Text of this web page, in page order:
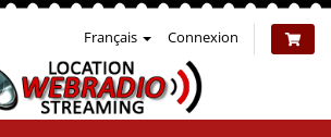
Français Connexion